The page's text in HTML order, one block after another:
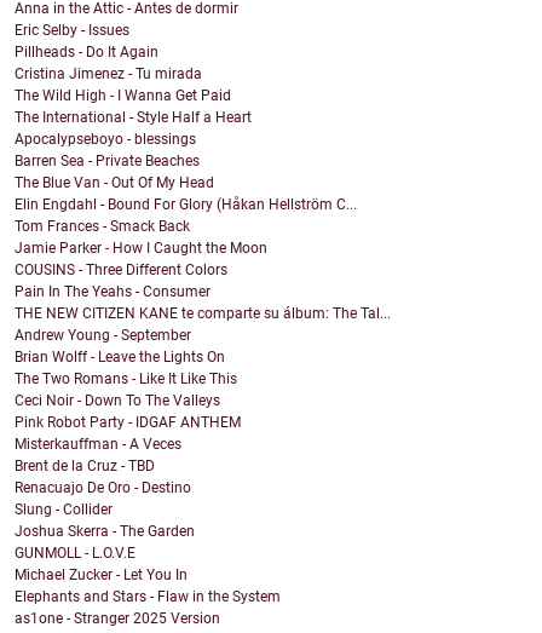
Anna in the Attic - Antes de dormir
Eric Selby - Issues
Pillheads - Do It Again
Cristina Jimenez - Tu mirada
The Wild High - I Wanna Get Paid
The International - Style Half a Heart
Apocalypseboyo - blessings
Barren Sea - Private Beaches
The Blue Van - Out Of My Head
Elin Engdahl - Bound For Glory (Håkan Hellström C...
Tom Frances - Smack Back
Jamie Parker - How I Caught the Moon
COUSINS - Three Different Colors
Pain In The Yeahs - Consumer
THE NEW CITIZEN KANE te comparte su álbum: The Tal...
Andrew Young - September
Brian Wolff - Leave the Lights On
The Two Romans - Like It Like This
Ceci Noir - Down To The Valleys
Pink Robot Party - IDGAF ANTHEM
Misterkauffman - A Veces
Brent de la Cruz - TBD
Renacuajo De Oro - Destino
Slung - Collider
Joshua Skerra - The Garden
GUNMOLL - L.O.V.E
Michael Zucker - Let You In
Elephants and Stars - Flaw in the System
as1one - Stranger 2025 Version